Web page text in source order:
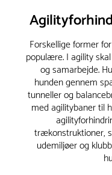
Forskellige former
populære. I agility
og samarbejde.
hunden gennem
tunneller og
med agilitybaner til
trækonstruktioner,
udemiljøer og